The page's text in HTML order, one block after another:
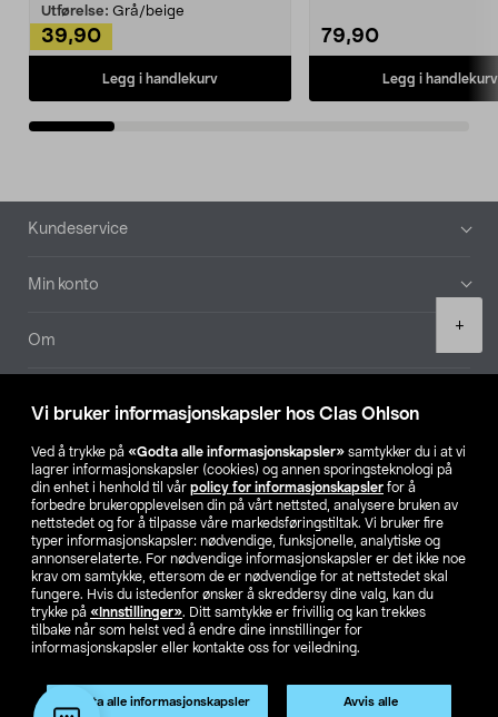
Vi bruker informasjonskapsler hos Clas Ohlson
Ved å trykke på «Godta alle informasjonskapsler» samtykker du i at vi
lagrer informasjonskapsler (cookies) og annen sporingsteknologi på
din enhet i henhold til vår policy for informasjonskapsler for å
forbedre brukeropplevelsen din på vårt nettsted, analysere bruken av
nettstedet og for å tilpasse våre markedsføringstiltak. Vi bruker fire
typer informasjonskapsler: nødvendige, funksjonelle, analytiske og
annonserelaterte. For nødvendige informasjonskapsler er det ikke noe
krav om samtykke, ettersom de er nødvendige for at nettstedet skal
fungere. Hvis du istedenfor ønsker å skreddersy dine valg, kan du
trykke på «Innstillinger». Ditt samtykke er frivillig og kan trekkes
tilbake når som helst ved å endre dine innstillinger for
informasjonskapsler eller kontakte oss for veiledning.
Godta alle informasjonskapsler Avvis alle
+
Legg i handlekurv
Utførelse: Grå/beige
39,90
Legg i handlekurv
79,90
Legg i handlekurv
Bunntekst
Kundeservice
Min konto
Om
Våre selskaper
Finn din butikk
SE NO FI
Privacy statement Medlemsvilkår Kjøpsvilkår For bedrifter